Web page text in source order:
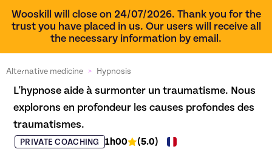
Wooskill will close on 24/07/2026. Thank you for the
trust you have placed in us. Our users will receive all
the necessary information by email.
Alternative medicine > Hypnosis
L'hypnose aide à surmonter un traumatisme. Nous
explorons en profondeur les causes profondes des
traumatismes.
PRIVATE COACHING 1h00 (5.0)